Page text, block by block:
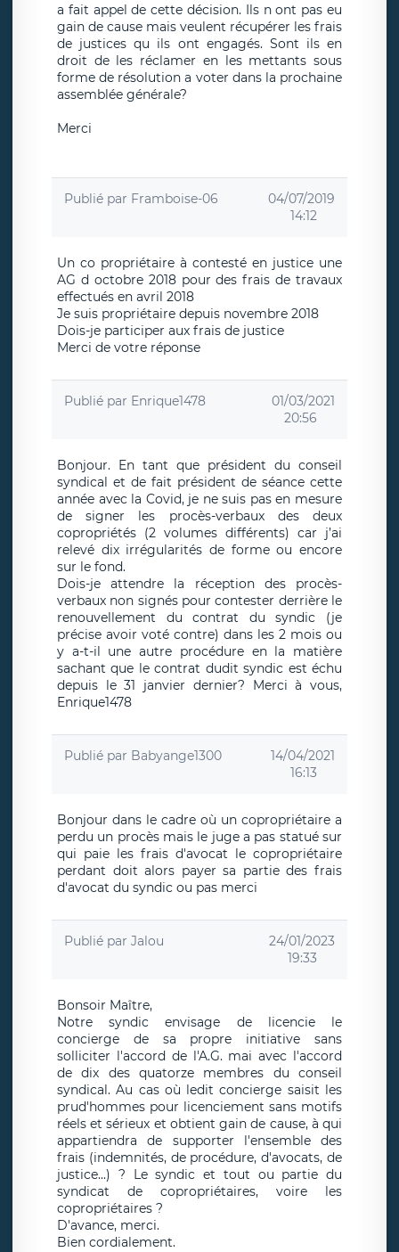
a fait appel de cette décision. Ils n ont pas eu
gain de cause mais veulent récupérer les frais
de justices qu ils ont engagés. Sont ils en
droit de les réclamer en les mettants sous
forme de résolution a voter dans la prochaine
assemblée générale?
Merci
Publié par Framboise-06
04/07/2019
14:12
Un co propriétaire à contesté en justice une
AG d octobre 2018 pour des frais de travaux
effectués en avril 2018
Je suis propriétaire depuis novembre 2018
Dois-je participer aux frais de justice
Merci de votre réponse
Publié par Enrique1478
01/03/2021
20:56
Bonjour. En tant que président du conseil
syndical et de fait président de séance cette
année avec la Covid, je ne suis pas en mesure
de signer les procès-verbaux des deux
copropriétés (2 volumes différents) car j’ai
relevé dix irrégularités de forme ou encore
sur le fond.
Dois-je attendre la réception des procès-
verbaux non signés pour contester derrière le
renouvellement du contrat du syndic (je
précise avoir voté contre) dans les 2 mois ou
y a-t-il une autre procédure en la matière
sachant que le contrat dudit syndic est échu
depuis le 31 janvier dernier? Merci à vous,
Enrique1478
Publié par Babyange1300
14/04/2021
16:13
Bonjour dans le cadre où un copropriétaire a
perdu un procès mais le juge a pas statué sur
qui paie les frais d'avocat le copropriétaire
perdant doit alors payer sa partie des frais
d'avocat du syndic ou pas merci
Publié par Jalou
24/01/2023
19:33
Bonsoir Maître,
Notre syndic envisage de licencie le
concierge de sa propre initiative sans
solliciter l'accord de l'A.G. mai avec l'accord
de dix des quatorze membres du conseil
syndical. Au cas où ledit concierge saisit les
prud'hommes pour licenciement sans motifs
réels et sérieux et obtient gain de cause, à qui
appartiendra de supporter l'ensemble des
frais (indemnités, de procédure, d'avocats, de
justice...) ? Le syndic et tout ou partie du
syndicat de copropriétaires, voire les
copropriétaires ?
D'avance, merci.
Bien cordialement.